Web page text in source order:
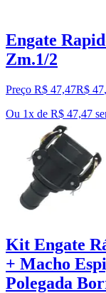
Engate
Zm.1/2
Preço R$ 47,47R$ 47,
Ou 1x de R$ 47,47
Kit Engate
+ Macho
Polegada